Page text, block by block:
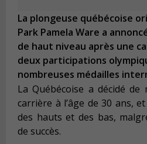
La plongeuse québécoise
Park Pamela Ware a
de haut niveau après une
deux participations
nombreuses médailles
La Québécoise a décidé
carrière à l’âge de 30 ans,
des hauts et des bas,
de succès.